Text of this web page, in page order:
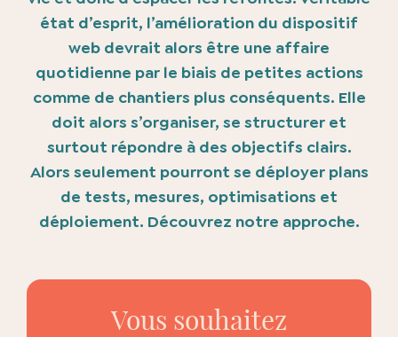
état d’esprit, l’amélioration du dispositif
web devrait alors être une affaire
quotidienne par le biais de petites actions
comme de chantiers plus conséquents. Elle
doit alors s’organiser, se structurer et
surtout répondre à des objectifs clairs.
Alors seulement pourront se déployer plans
de tests, mesures, optimisations et
déploiement. Découvrez notre approche.
Vous souhaitez